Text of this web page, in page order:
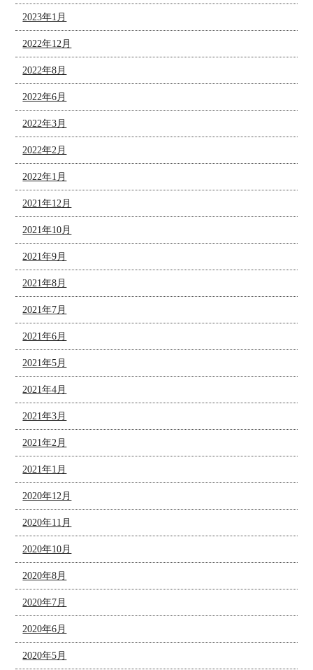
2023年1月
2022年12月
2022年8月
2022年6月
2022年3月
2022年2月
2022年1月
2021年12月
2021年10月
2021年9月
2021年8月
2021年7月
2021年6月
2021年5月
2021年4月
2021年3月
2021年2月
2021年1月
2020年12月
2020年11月
2020年10月
2020年8月
2020年7月
2020年6月
2020年5月